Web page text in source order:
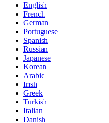
English
French
German
Portuguese
Spanish
Russian
Japanese
Korean
Arabic
Irish
Greek
Turkish
Italian
Danish